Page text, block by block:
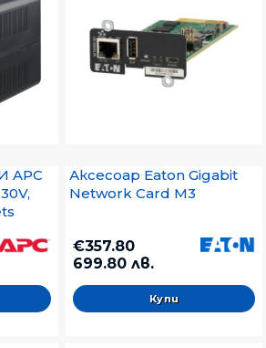
APC
Аксесоар Eaton Gigabit
Network Card M3
€357.80
699.80 лв.